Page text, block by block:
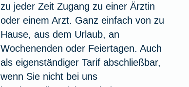
zu jeder Zeit Zugang zu einer Ärztin
oder einem Arzt. Ganz einfach von zu
Hause, aus dem Urlaub, an
Wochenenden oder Feiertagen. Auch
als eigenständiger Tarif abschließbar,
wenn Sie nicht bei uns